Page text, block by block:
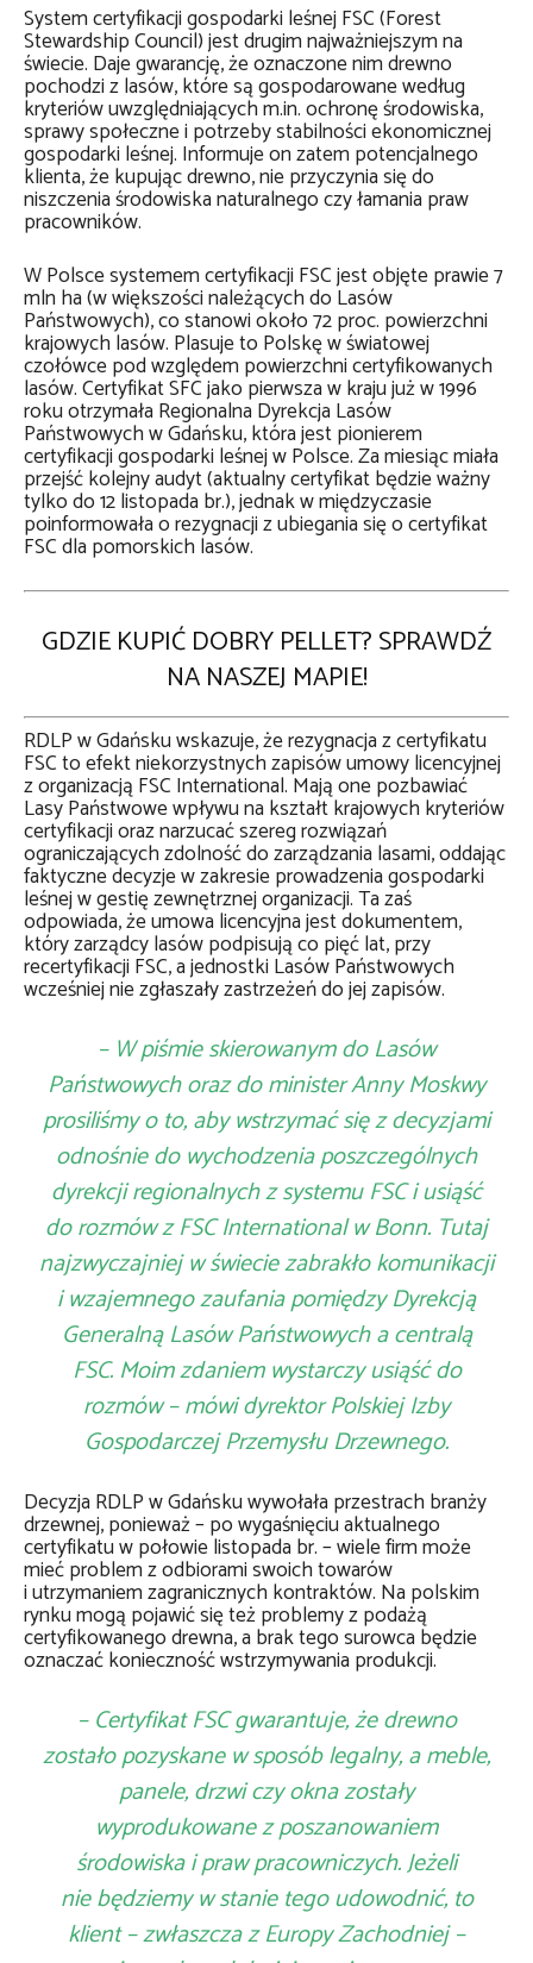
System certyfikacji gospodarki leśnej FSC (Forest
Stewardship Council) jest drugim najważniejszym na
świecie. Daje gwarancję, że oznaczone nim drewno
pochodzi z lasów, które są gospodarowane według
kryteriów uwzględniających m.in. ochronę środowiska,
sprawy społeczne i potrzeby stabilności ekonomicznej
gospodarki leśnej. Informuje on zatem potencjalnego
klienta, że kupując drewno, nie przyczynia się do
niszczenia środowiska naturalnego czy łamania praw
pracowników.
W Polsce systemem certyfikacji FSC jest objęte prawie 7
mln ha (w większości należących do Lasów
Państwowych), co stanowi około 72 proc. powierzchni
krajowych lasów. Plasuje to Polskę w światowej
czołówce pod względem powierzchni certyfikowanych
lasów. Certyfikat SFC jako pierwsza w kraju już w 1996
roku otrzymała Regionalna Dyrekcja Lasów
Państwowych w Gdańsku, która jest pionierem
certyfikacji gospodarki leśnej w Polsce. Za miesiąc miała
przejść kolejny audyt (aktualny certyfikat będzie ważny
tylko do 12 listopada br.), jednak w międzyczasie
poinformowała o rezygnacji z ubiegania się o certyfikat
FSC dla pomorskich lasów.
GDZIE KUPIĆ DOBRY PELLET? SPRAWDŹ
NA NASZEJ MAPIE!
RDLP w Gdańsku wskazuje, że rezygnacja z certyfikatu
FSC to efekt niekorzystnych zapisów umowy licencyjnej
z organizacją FSC International. Mają one pozbawiać
Lasy Państwowe wpływu na kształt krajowych kryteriów
certyfikacji oraz narzucać szereg rozwiązań
ograniczających zdolność do zarządzania lasami, oddając
faktyczne decyzje w zakresie prowadzenia gospodarki
leśnej w gestię zewnętrznej organizacji. Ta zaś
odpowiada, że umowa licencyjna jest dokumentem,
który zarządcy lasów podpisują co pięć lat, przy
recertyfikacji FSC, a jednostki Lasów Państwowych
wcześniej nie zgłaszały zastrzeżeń do jej zapisów.
– W piśmie skierowanym do Lasów
Państwowych oraz do minister Anny Moskwy
prosiliśmy o to, aby wstrzymać się z decyzjami
odnośnie do wychodzenia poszczególnych
dyrekcji regionalnych z systemu FSC i usiąść
do rozmów z FSC International w Bonn. Tutaj
najzwyczajniej w świecie zabrakło komunikacji
i wzajemnego zaufania pomiędzy Dyrekcją
Generalną Lasów Państwowych a centralą
FSC. Moim zdaniem wystarczy usiąść do
rozmów – mówi dyrektor Polskiej Izby
Gospodarczej Przemysłu Drzewnego.
Decyzja RDLP w Gdańsku wywołała przestrach branży
drzewnej, ponieważ – po wygaśnięciu aktualnego
certyfikatu w połowie listopada br. – wiele firm może
mieć problem z odbiorami swoich towarów
i utrzymaniem zagranicznych kontraktów. Na polskim
rynku mogą pojawić się też problemy z podażą
certyfikowanego drewna, a brak tego surowca będzie
oznaczać konieczność wstrzymywania produkcji.
– Certyfikat FSC gwarantuje, że drewno
zostało pozyskane w sposób legalny, a meble,
panele, drzwi czy okna zostały
wyprodukowane z poszanowaniem
środowiska i praw pracowniczych. Jeżeli
nie będziemy w stanie tego udowodnić, to
klient – zwłaszcza z Europy Zachodniej –